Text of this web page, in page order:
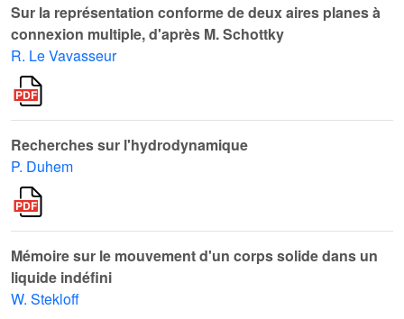
Sur la représentation conforme de deux aires planes à
connexion multiple, d'après M. Schottky
R. Le Vavasseur
Recherches sur l'hydrodynamique
P. Duhem
Mémoire sur le mouvement d'un corps solide dans un
liquide indéfini
W. Stekloff